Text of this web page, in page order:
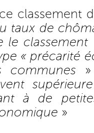
classement
taux de
le classement
« précarité
communes
à de
»